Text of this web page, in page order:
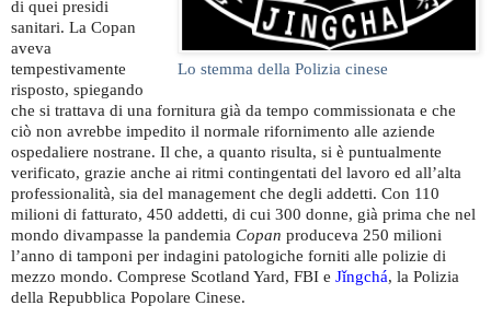
Lo stemma della Polizia cinese
di quei presidi
sanitari. La Copan
aveva
tempestivamente
risposto, spiegando
che si trattava di una fornitura già da tempo commissionata e che
ciò non avrebbe impedito il normale rifornimento alle aziende
ospedaliere nostrane. Il che, a quanto risulta, si è puntualmente
verificato, grazie anche ai ritmi contingentati del lavoro ed all’alta
professionalità, sia del management che degli addetti. Con 110
milioni di fatturato, 450 addetti, di cui 300 donne, già prima che nel
mondo divampasse la pandemia Copan produceva 250 milioni
l’anno di tamponi per indagini patologiche forniti alle polizie di
mezzo mondo. Comprese Scotland Yard, FBI e Jǐngchá, la Polizia
della Repubblica Popolare Cinese.